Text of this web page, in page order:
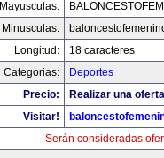
Mayusculas:
Minusculas:
Longitud:
18 caracteres
Categorias:
Deportes
Precio:
Realizar una
Visitar!
Serán consideradas